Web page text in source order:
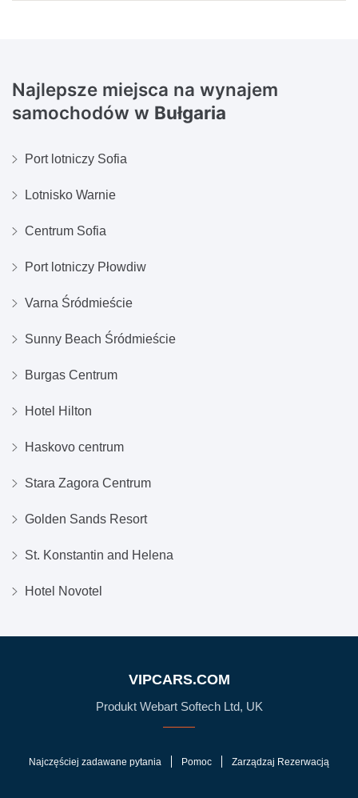
Najlepsze miejsca na wynajem
samochodów w Bułgaria
Port lotniczy Sofia
Lotnisko Warnie
Centrum Sofia
Port lotniczy Płowdiw
Varna Śródmieście
Sunny Beach Śródmieście
Burgas Centrum
Hotel Hilton
Haskovo centrum
Stara Zagora Centrum
Golden Sands Resort
St. Konstantin and Helena
Hotel Novotel
VIPCARS.COM
Produkt Webart Softech Ltd, UK
Najczęściej zadawane pytania Pomoc Zarządzaj Rezerwacją